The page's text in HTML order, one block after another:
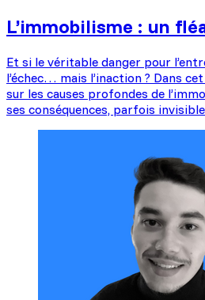
L’immobilisme : un
Et si le véritable danger pour
l’échec… mais l’inaction ? Dans
sur les causes profondes de
ses conséquences, parfois